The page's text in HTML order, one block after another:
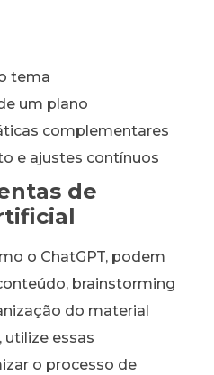
tema
um plano
complementares
e ajustes contínuos
de
o ChatGPT, podem
brainstorming
do material
utilize essas
o processo de